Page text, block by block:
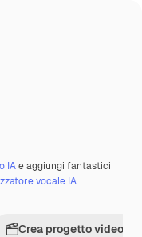
IAe aggiungi fantastici
vocale IA
Crea progetto video